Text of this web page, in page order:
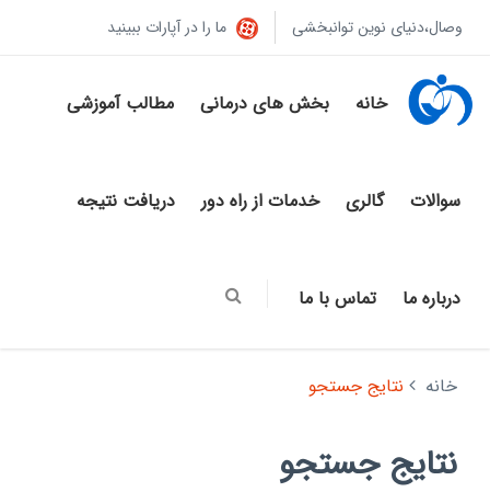
وصال،دنیای نوین توانبخشی ما را در آپارات ببینید
خانه بخش های درمانی مطالب آموزشی
سوالات گالری خدمات از راه دور دریافت نتیجه
درباره ما تماس با ما
خانه نتایج جستجو
نتایج جستجو